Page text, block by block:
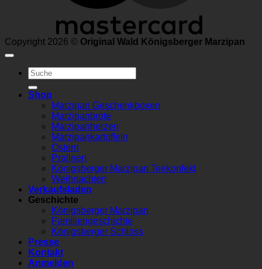
Copyright 2026 © Original Wald Königsberger Marzipan
Suchen
nach:
Shop
Marzipan Geschenkboxen
Marzipanbrote
Marzipanherzen
Marzipankartoffeln
Ostern
Pralinen
Königsberger Marzipan Teekonfekt
Weihnachten
Verkaufsladen
Geschichte
Königsberger Marzipan
Familiengeschichte
Königsberger Schloss
Presse
Kontakt
Anmelden